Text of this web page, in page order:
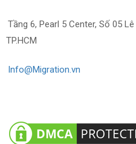
Tầng 6, Pearl 5 Center, Số 05
TP.HCM
Info@Migration.vn